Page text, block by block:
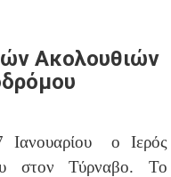
Ακολουθιών
Ιανουαρίου ο Ιερός
στον Τύρναβο. Το